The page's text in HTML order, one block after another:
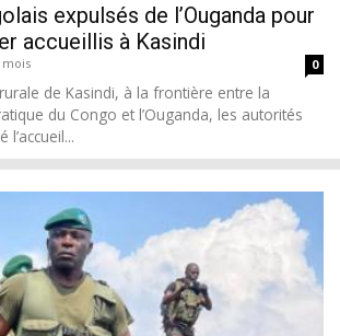
expulsés de l’Ouganda pour
accueillis à Kasindi
mois 0
de Kasindi, à la frontière entre la
du Congo et l’Ouganda, les autorités